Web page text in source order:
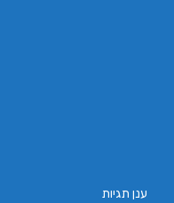
ענן תגיות